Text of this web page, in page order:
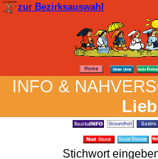
zur Bezirksauswahl
INFO &
Stich­wort